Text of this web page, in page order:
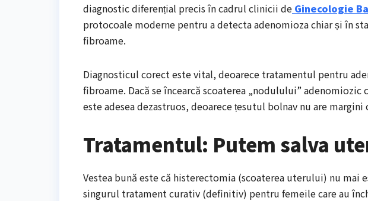
diagnostic diferențial precis în cadrul clinicii de Ginecologie
protocoale moderne pentru a detecta adenomioza chiar și în
fibroame.
Diagnosticul corect este vital, deoarece tratamentul pentru
fibroame. Dacă se încearcă scoaterea „nodulului”
este adesea dezastruos, deoarece țesutul bolnav nu are
Tratamentul: Putem salva
Vestea bună este că histerectomia (scoaterea uterului) nu mai
singurul tratament curativ (definitiv) pentru femeile care au